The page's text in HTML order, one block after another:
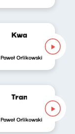
Kwadrans
Paweł Orlikowski
Transformacja
Paweł Orlikowski